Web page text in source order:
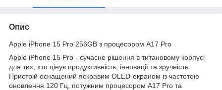
Опис
Apple iPhone 15 Pro 256GB з процесором A17 Pro
Apple iPhone 15 Pro - сучасне рішення в титановому корпусі
для тих, хто цінує продуктивність, інновації та зручність.
Пристрій оснащений яскравим OLED-екраном із частотою
оновлення 120 Гц, потужним процесором A17 Pro та